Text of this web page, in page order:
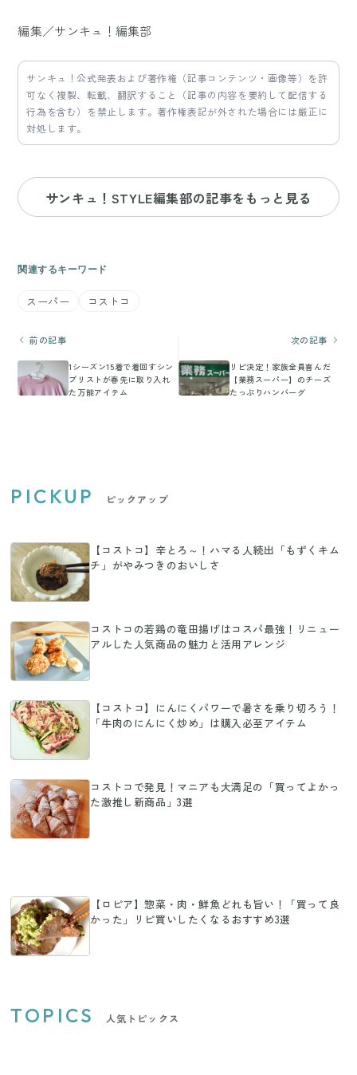
編集／サンキュ！編集部
サンキュ！公式発表および著作権（記事コンテンツ・画像等）を許
可なく複製、転載、翻訳すること（記事の内容を要約して配信する
行為を含む）を禁止します。著作権表記が外された場合には厳正に
対処します。
サンキュ！STYLE編集部の記事をもっと見る
関連するキーワード
スーパー コストコ
前の記事
1シーズン15着で着回すシン
プリストが春先に取り入れ
た万能アイテム
次の記事
リピ決定！家族全員喜んだ
【業務スーパー】のチーズ
たっぷりハンバーグ
PICKUP ピックアップ
【コストコ】辛とろ～！ハマる人続出「もずくキム
チ」がやみつきのおいしさ
コストコの若鶏の竜田揚げはコスパ最強！リニュー
アルした人気商品の魅力と活用アレンジ
【コストコ】にんにくパワーで暑さを乗り切ろう！
「牛肉のにんにく炒め」は購入必至アイテム
コストコで発見！マニアも大満足の「買ってよかっ
た激推し新商品」3選
【ロピア】惣菜・肉・鮮魚どれも旨い！「買って良
かった」リピ買いしたくなるおすすめ3選
TOPICS 人気トピックス